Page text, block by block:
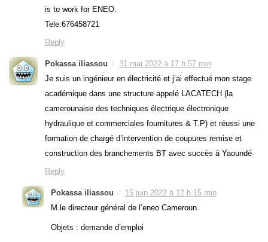
is to work for ENEO.
Tele:676458721
Reply
Pokassa iliassou
31 mai 2022 à 17 h 57 min
Je suis un ingénieur en électricité et j’ai effectué mon stage
académique dans une structure appelé LACATECH (la
camerounaise des techniques électrique électronique
hydraulique et commerciales fournitures & T.P) et réussi une
formation de chargé d’intervention de coupures remise et
construction des branchements BT avec succès à Yaoundé
Reply
Pokassa iliassou
15 juin 2022 à 12 h 15 min
M.le directeur général de l’eneo Cameroun.
Objets : demande d’emploi